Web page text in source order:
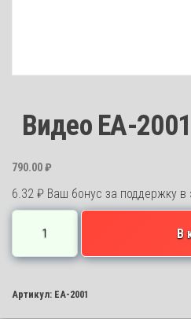
Видео EA-2001
790.00₽
6.32 ₽ Ваш бонус за поддержку в
товара
Видео
2001
В
Артикул: EA-2001